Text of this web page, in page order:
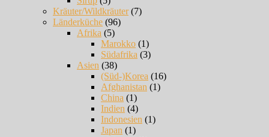
Kräuter/Wildkräuter(7)
Länderküche (96)
Afrika (5)
Marokko (1)
Südafrika (3)
Asien (38)
(Süd-)Korea (16)
Afghanistan (1)
China (1)
Indien (4)
Indonesien (1)
Japan (1)